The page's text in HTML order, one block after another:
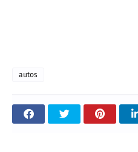
autos